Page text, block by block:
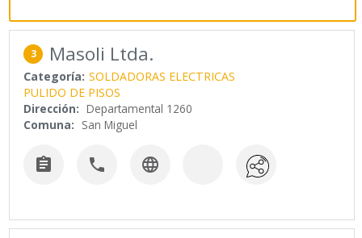
3 Masoli Ltda.
Categoría: SOLDADORAS ELECTRICAS
PULIDO DE PISOS
Dirección: Departamental 1260
Comuna: San Miguel
  